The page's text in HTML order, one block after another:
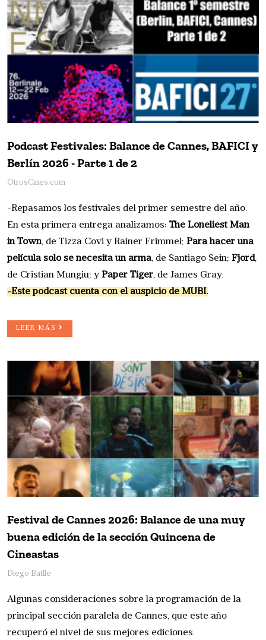
Podcast Festivales: Balance de Cannes, BAFICI y
Berlín 2026 - Parte 1 de 2
OtrosCines.com
-Repasamos los festivales del primer semestre del año.
En esta primera entrega analizamos: The Loneliest Man
in Town, de Tizza Covi y Rainer Frimmel; Para hacer una
película solo se necesita un arma, de Santiago Sein; Fjord,
de Cristian Mungiu; y Paper Tiger, de James Gray.
-Este podcast cuenta con el auspicio de MUBI.
LEER MÁS
Festival de Cannes 2026: Balance de una muy
buena edición de la sección Quincena de
Cineastas
Diego Batlle
Algunas consideraciones sobre la programación de la
principal sección paralela de Cannes, que este año
recuperó el nivel de sus mejores ediciones.